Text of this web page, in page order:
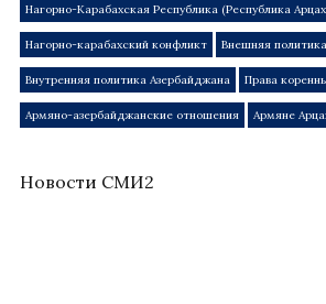
Нагорно-Карабахская Республика (Республика
Нагорно-карабахский конфликт Внешняя
Внутренняя политика Азербайджана Права
Армяно-азербайджанские отношения Армяне
Новости СМИ2